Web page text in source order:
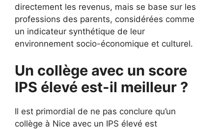
directement les revenus, mais se base sur les
professions des parents, considérées comme
un indicateur synthétique de leur
environnement socio-économique et culturel.
Un collège avec un score
IPS élevé est-il meilleur ?
Il est primordial de ne pas conclure qu’un
collège à Nice avec un IPS élevé est